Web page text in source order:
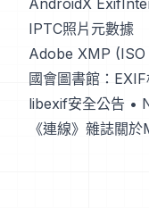
AndroidX
IPTC照片元數據
Adobe XMP (ISO
國會圖書館：
libexif安全公告 •
《連線》雜誌關